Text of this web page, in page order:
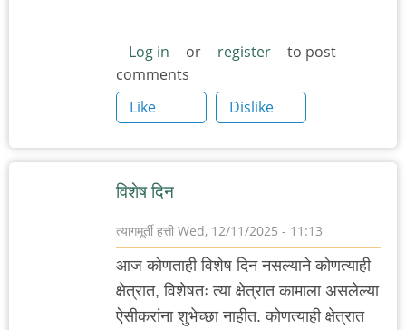
Log in or register
to post
comments
Like
Dislike
विशेष दिन
त्यागमूर्ती हत्ती Wed, 12/11/2025 - 11:13
आज कोणताही विशेष दिन नसल्याने कोणत्याही
क्षेत्रात, विशेषतः त्या क्षेत्रात कामाला असलेल्या
ऐसीकरांना शुभेच्छा नाहीत. कोणत्याही क्षेत्रात